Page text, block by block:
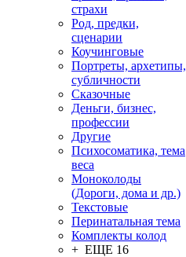
страхи
Род, предки,
сценарии
Коучинговые
Портреты, архетипы,
субличности
Сказочные
Деньги, бизнес,
профессии
Другие
Психосоматика, тема
веса
Моноколоды
(Дороги, дома и др.)
Текстовые
Перинатальная тема
Комплекты колод
+ ЕЩЕ 16